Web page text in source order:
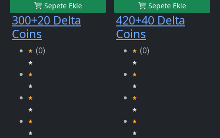
Sepete Ekle Sepete Ekle
300+20 Delta
Coins
(0)
420+40 Delta
Coins
(0)